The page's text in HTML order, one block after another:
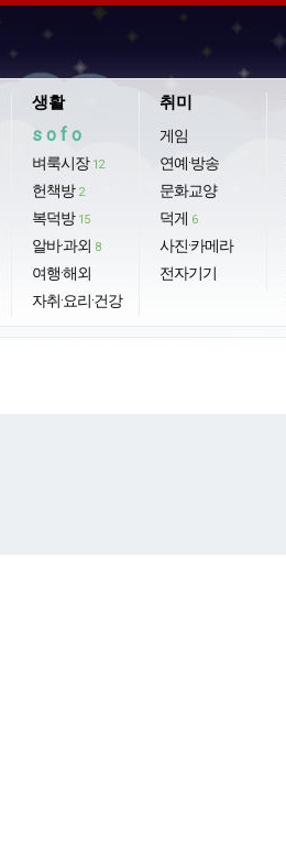
생활
sofo
벼룩시장 12
헌책방 2
복덕방 15
알바·과외 8
여행·해외
자취·요리·건강
취미
게임
연예·방송
문화교양
덕게 6
사진·카메라
전자기기